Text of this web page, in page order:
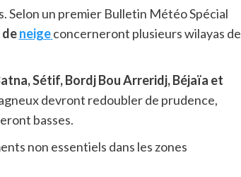
Selon un premier Bulletin Météo Spécial
neige concerneront plusieurs wilayas de
Sétif, Bordj Bou Arreridj, Béjaïa et
devront redoubler de prudence,
basses.
non essentiels dans les zones